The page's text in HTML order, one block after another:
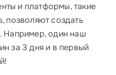
и платформы, такие
позволяют создать
Например, один наш
за 3 дня и в первый